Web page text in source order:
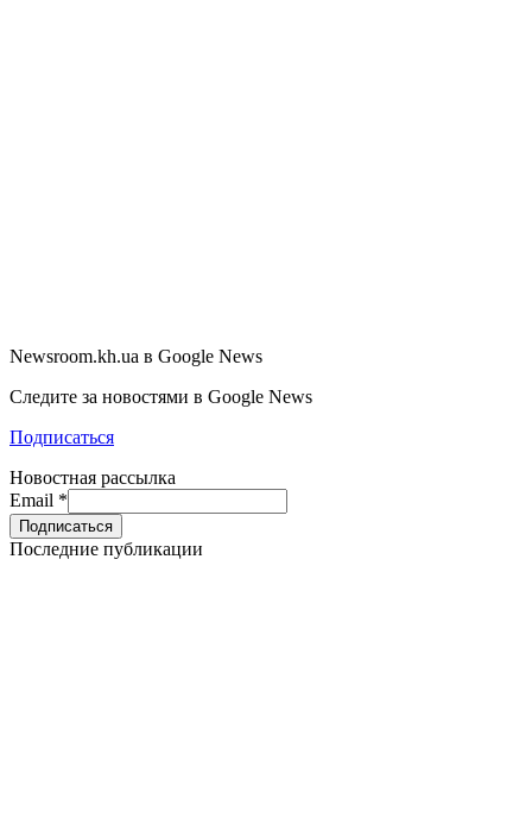
Newsroom.kh.ua в Google News
Следите за новостями в Google News
Подписаться
Новостная рассылка
Email *
Последние публикации